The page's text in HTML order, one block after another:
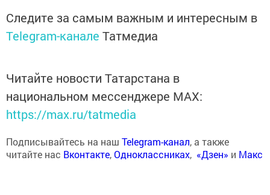
Следите за самым важным и интересным в
Telegram-канале Татмедиа
Читайте новости Татарстана в
национальном мессенджере MАХ:
https://max.ru/tatmedia
Подписывайтесь на наш Telegram-канал, а также
читайте нас Вконтакте,Одноклассниках, «Дзен» и Макс